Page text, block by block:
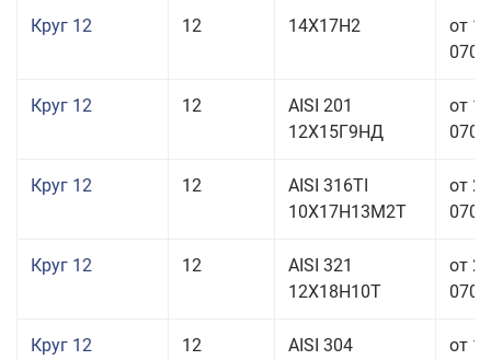
Круг 12 12 14Х17Н2
от
Круг 12 12
AISI 201
12Х15Г9НД
от
Круг 12 12
AISI 316TI
10Х17Н13М2Т
от
Круг 12 12
AISI 321
12Х18Н10Т
от
Круг 12 12
AISI 304
от